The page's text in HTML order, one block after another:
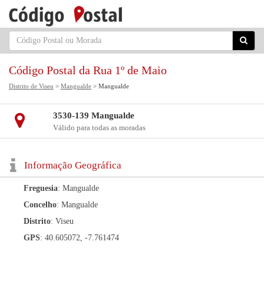
Código Postal da Rua 1º de Maio
Distrito de Viseu > Mangualde > Mangualde
3530-139 Mangualde
Válido para todas as moradas
Informação Geográfica
Freguesia: Mangualde
Concelho: Mangualde
Distrito: Viseu
GPS: 40.605072, -7.761474